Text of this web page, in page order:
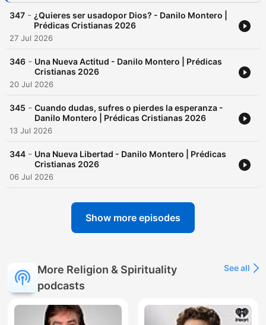
347 - ¿Quieres ser usadopor Dios? - Danilo Montero |
Prédicas Cristianas 2026
27 Jul 2026
346 - Una Nueva Actitud - Danilo Montero | Prédicas
Cristianas 2026
20 Jul 2026
345 - Cuando dudas, sufres o pierdes la esperanza -
Danilo Montero | Prédicas Cristianas 2026
13 Jul 2026
344 - Una Nueva Libertad - Danilo Montero | Prédicas
Cristianas 2026
06 Jul 2026
Show more episodes
More Religion & Spirituality
podcasts
See all